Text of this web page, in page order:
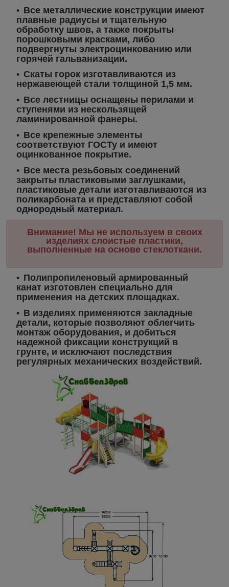
Все металлические конструкции имеют
плавные радиусы и тщательную
обработку швов, а также покрыты
порошковыми красками, либо
подвергнуты электроцинкованию или
горячей гальванизации.
Скаты горок изготавливаются из
нержавеющей стали толщиной 1,5 мм.
Все лестницы оснащены перилами и
ступенями из нескользящей
ламинированной фанеры.
Все крепежные элементы
соответствуют ГОСТу и имеют
оцинкованное покрытие.
Все места резьбовых соединений
закрыты пластиковыми заглушками,
пластиковые детали изготавливаются из
поликарбоната и представляют собой
однородный материал.
Внимание! Мы не используем в своих
изделиях слоистые пластики,
выполненные на основе стеклоткани.
Полипропиленовый армированный
канат изготовлен специально для
применения на детских площадках.
В изделиях применяются закладные
детали, которые позволяют облегчить
монтаж оборудования, и добиться
надежной фиксации конструкций в
грунте, и исключают последствия
регулярных механических воздействий.